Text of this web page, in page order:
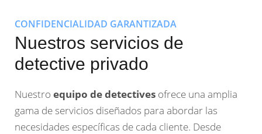
CONFIDENCIALIDAD GARANTIZADA
Nuestros servicios de
detective privado
Nuestro equipo de detectives ofrece una amplia
gama de servicios diseñados para abordar las
necesidades específicas de cada cliente. Desde